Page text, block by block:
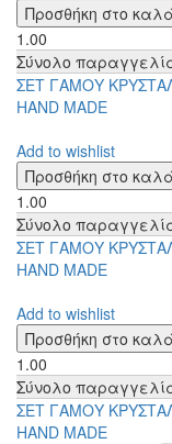
1.00
Σύνολο
ΣΕΤ ΓΑΜΟΥ
HAND MADE
Add to wishlist
1.00
Σύνολο
ΣΕΤ ΓΑΜΟΥ
HAND MADE
Add to wishlist
1.00
Σύνολο
ΣΕΤ ΓΑΜΟΥ
HAND MADE